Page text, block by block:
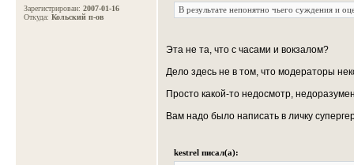
Зарегистрирован: 2007-01-16
Откуда: Кольский п-ов
В результате непонятно чьего суждения и
Эта не та, что с часами и вокзалом?
Дело здесь не в том, что модераторы
Просто какой-то недосмотр,
Вам надо было написать в личку
kestrel писал(а):